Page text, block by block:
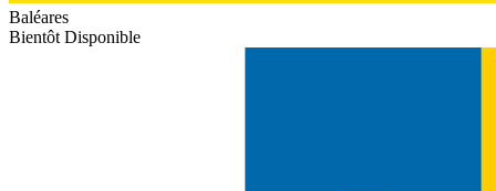
Baléares
Bientôt Disponible